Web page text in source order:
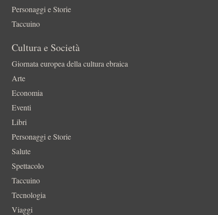
Personaggi e Storie
Taccuino
Cultura e Società
Giornata europea della cultura ebraica
Arte
Economia
Eventi
Libri
Personaggi e Storie
Salute
Spettacolo
Taccuino
Tecnologia
Viaggi